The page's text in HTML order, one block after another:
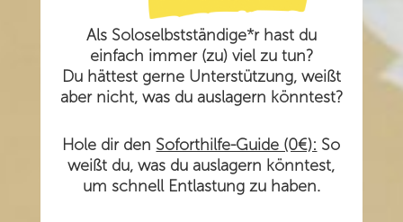
Als Soloselbstständige*r hast du
einfach immer (zu) viel zu tun?
Du hättest gerne Unterstützung, weißt
aber nicht, was du auslagern könntest?
Hole dir den Soforthilfe-Guide (0€): So
weißt du, was du auslagern könntest,
um schnell Entlastung zu haben.